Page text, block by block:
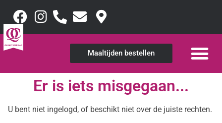
Maaltijden bestellen
Er is iets misgegaan...
U bent niet ingelogd, of beschikt niet over de juiste rechten.